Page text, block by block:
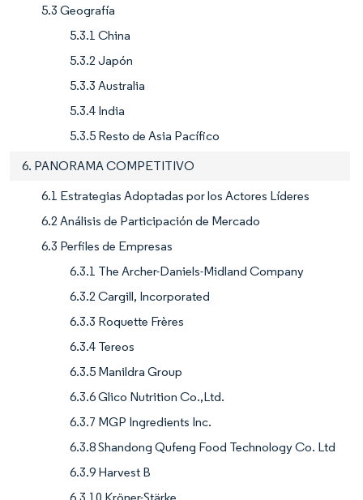
5.3 Geografía
5.3.1 China
5.3.2 Japón
5.3.3 Australia
5.3.4 India
5.3.5 Resto de Asia Pacífico
6. PANORAMA COMPETITIVO
6.1 Estrategias Adoptadas por los Actores Líderes
6.2 Análisis de Participación de Mercado
6.3 Perfiles de Empresas
6.3.1 The Archer-Daniels-Midland Company
6.3.2 Cargill, Incorporated
6.3.3 Roquette Frères
6.3.4 Tereos
6.3.5 Manildra Group
6.3.6 Glico Nutrition Co.,Ltd.
6.3.7 MGP Ingredients Inc.
6.3.8 Shandong Qufeng Food Technology Co. Ltd
6.3.9 Harvest B
6.3.10 Kröner-Stärke